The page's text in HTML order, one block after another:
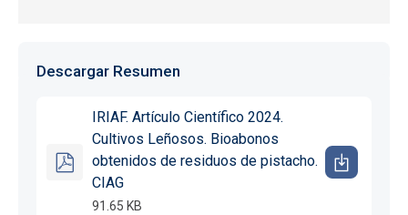
Descargar Resumen
IRIAF. Artículo Científico 2024.
Cultivos Leñosos. Bioabonos
obtenidos de residuos de pistacho.
CIAG
91.65 KB